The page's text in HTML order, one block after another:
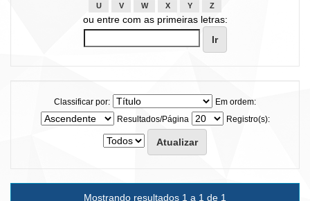
U
V W X Y Z
ou entre com as primeiras letras:
Classificar por:
Em ordem:
Resultados/Página
Registro(s):
Mostrando resultados 1 a 1 de 1